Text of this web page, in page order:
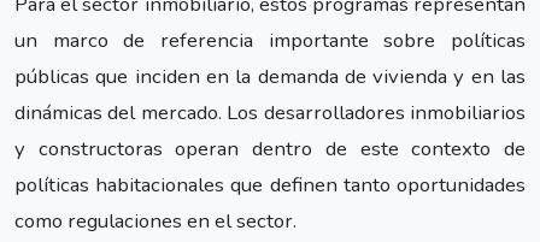
un marco de referencia importante sobre políticas
públicas que inciden en la demanda de vivienda y en las
dinámicas del mercado. Los desarrolladores inmobiliarios
y constructoras operan dentro de este contexto de
políticas habitacionales que definen tanto oportunidades
como regulaciones en el sector.